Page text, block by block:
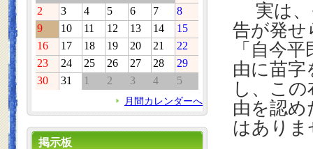
実は、
告が発せ
「自今
由に苗
し、こ
由を認
はあり
2
3 4 5 6 7
8
9
10 11 12 13 14
15
16
17 18 19 20 21
22
23
24 25 26 27 28
29
30
31 1 2 3 4 5
月間カレンダーへ
掲示板